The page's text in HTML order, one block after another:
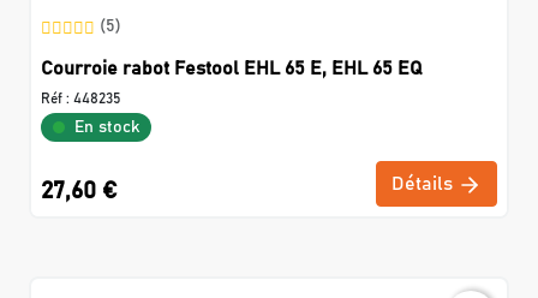
(5)
Courroie rabot Festool EHL 65 E, EHL 65 EQ
Réf : 448235
En stock
27,60 € Détails